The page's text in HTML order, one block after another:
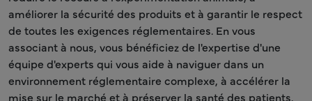
améliorer la sécurité des produits et à garantir le respect
de toutes les exigences réglementaires. En vous
associant à nous, vous bénéficiez de l'expertise d'une
équipe d'experts qui vous aide à naviguer dans un
environnement réglementaire complexe, à accélérer la
mise sur le marché et à préserver la santé des patients.